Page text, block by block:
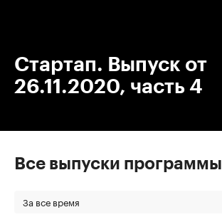
Стартап. Выпуск от
26.11.2020, часть 4
Все выпуски программы
За все время